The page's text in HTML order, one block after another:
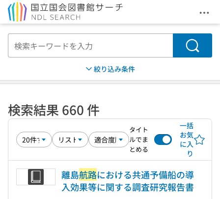
メ
検索
絞り込み条件
検索結果 660 件
タイト
ルでま
とめる
一括
お気
に入
り
離島航路における共通予備船の導
入効果等に関する調査研究報告書